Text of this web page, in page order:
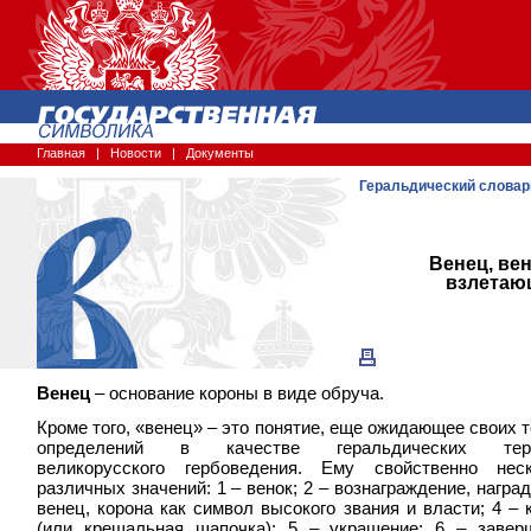
Главная | Новости | Документы
Геральдический
Венец,
Венец – основание короны в виде обруча.
Кроме того, «венец» – это понятие, еще ожидающее своих
определений в качестве геральдических
великорусского гербоведения. Ему свойственно
различных значений: 1 – венок; 2 – вознаграждение,
венец, корона как символ высокого звания и власти; 4 –